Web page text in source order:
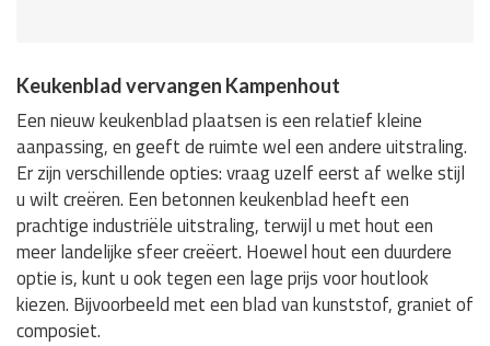
Keukenblad vervangen Kampenhout
Een nieuw keukenblad plaatsen is een relatief kleine
aanpassing, en geeft de ruimte wel een andere uitstraling.
Er zijn verschillende opties: vraag uzelf eerst af welke stijl
u wilt creëren. Een betonnen keukenblad heeft een
prachtige industriële uitstraling, terwijl u met hout een
meer landelijke sfeer creëert. Hoewel hout een duurdere
optie is, kunt u ook tegen een lage prijs voor houtlook
kiezen. Bijvoorbeeld met een blad van kunststof, graniet of
composiet.